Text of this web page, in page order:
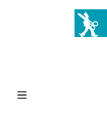
Zum Hauptinhalt springen